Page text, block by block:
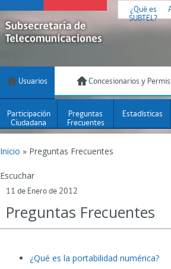
¿Qué es
SUBTEL?
Usuarios Concesionarios y
Participación
Ciudadana
Preguntas
Frecuentes
Estadísticas
Inicio » Preguntas Frecuentes
Escuchar
11 de Enero de 2012
Preguntas Frecuentes
¿Qué es la portabilidad numérica?